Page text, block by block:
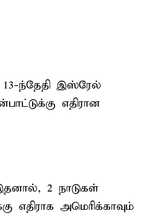
ந்தேதி இஸ்ரேல்
எதிரான
2 நாடுகள்
எதிராக அமெரிக்காவும்